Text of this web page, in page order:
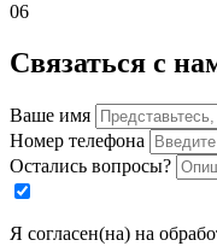
06
Связаться с
Ваше имя
Номер телефона
Остались вопросы?
Я согласен(на) на